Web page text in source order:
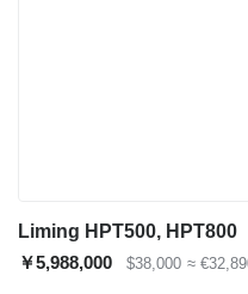
Liming HPT500, HPT800
￥5,988,000
$38,000 ≈